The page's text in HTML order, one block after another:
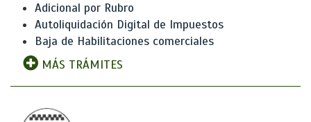
Adicional por Rubro
Autoliquidación Digital de Impuestos
Baja de Habilitaciones comerciales
MÁS TRÁMITES